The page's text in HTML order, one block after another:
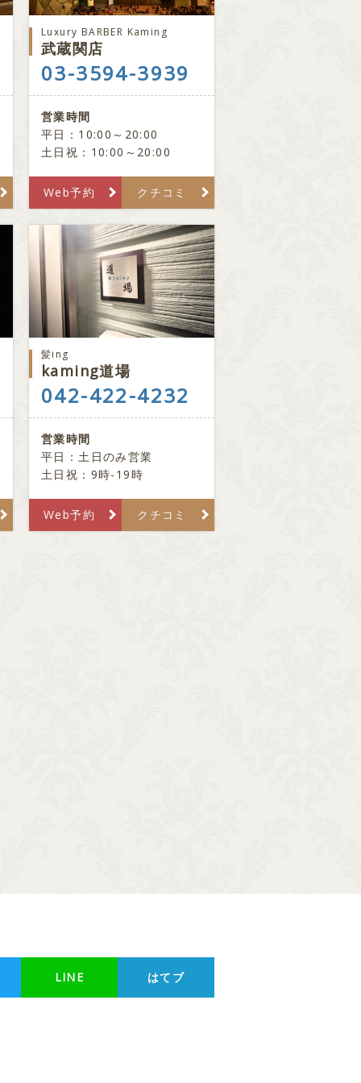
Luxury BARBER Kaming
武蔵関店
03-3594-3939
営業時間
平日：10:00～20:00
土日祝：10:00～20:00
Web予約 クチコミ
髪ing
kaming道場
042-422-4232
営業時間
平日：土日のみ営業
土日祝：9時-19時
Web予約 クチコミ
LINE はてブ